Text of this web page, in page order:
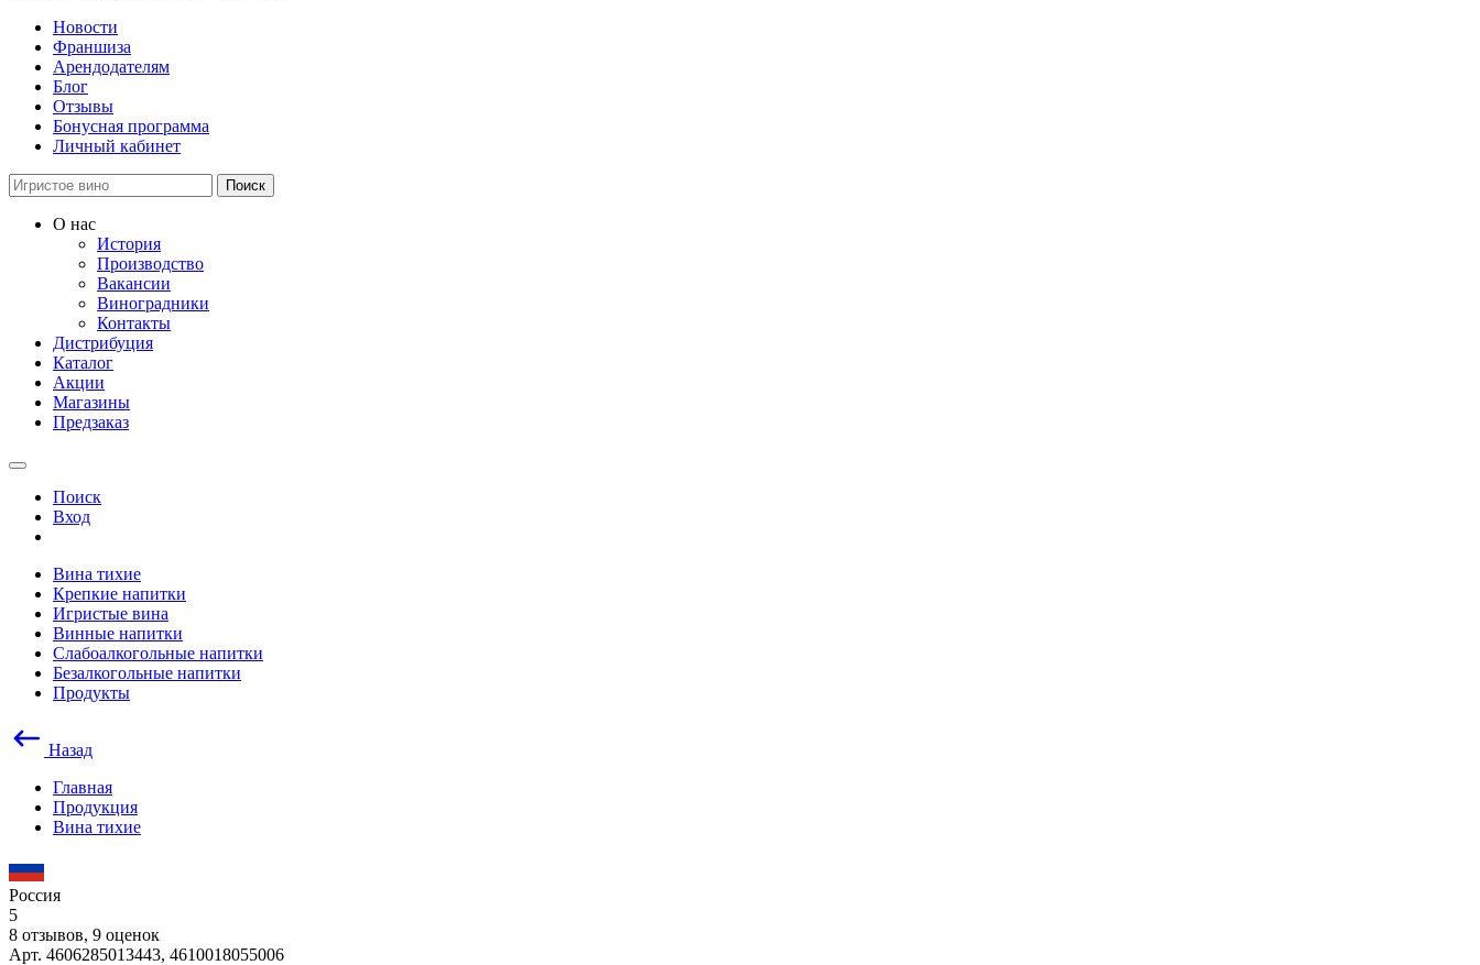
Новости
Франшиза
Арендодателям
Блог
Отзывы
Бонусная программа
Личный кабинет
Поиск
О нас
История
Производство
Вакансии
Виноградники
Контакты
Дистрибуция
Каталог
Акции
Магазины
Предзаказ
Поиск
Вход
Вина тихие
Крепкие напитки
Игристые вина
Винные напитки
Слабоалкогольные напитки
Безалкогольные напитки
Продукты
Назад
Главная
Продукция
Вина тихие
Россия
5
8 отзывов, 9 оценок
Арт. 4606285013443, 4610018055006